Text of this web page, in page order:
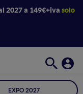
2027 a 149€+iva solo
EXPO 2027